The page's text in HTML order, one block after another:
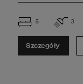
5 3
Szczegóły